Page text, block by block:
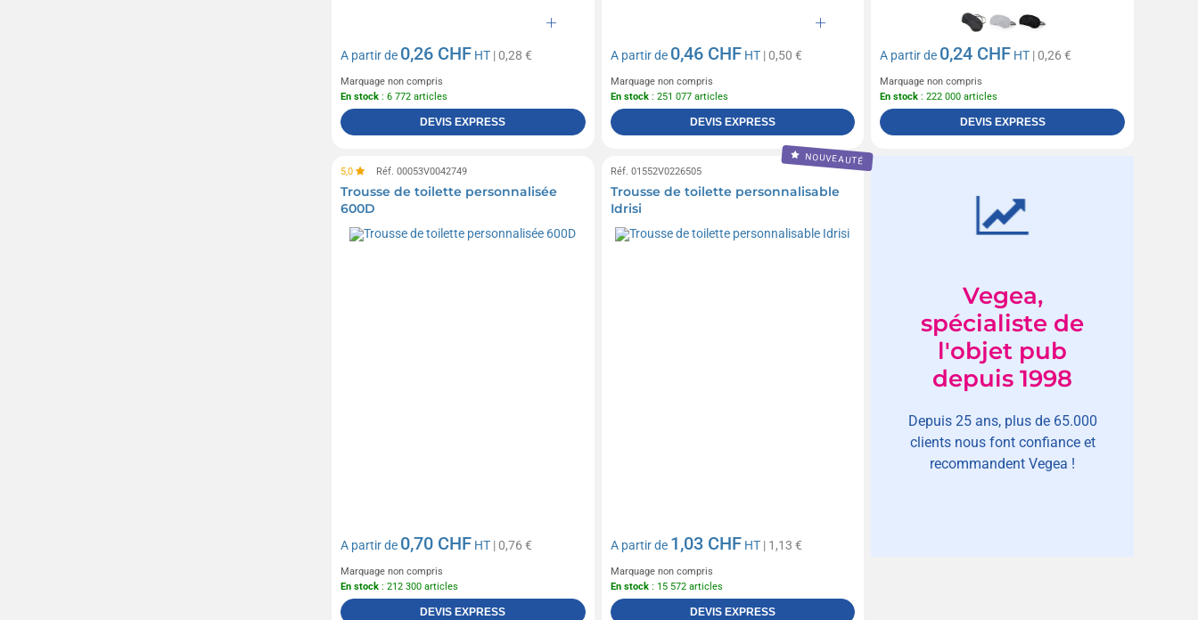
A partir de 0,26 CHF HT | 0,28 €
Marquage non compris
En stock : 6 772 articles
DEVIS EXPRESS
A partir de 0,46 CHF HT| 0,50 €
Marquage non compris
En stock: 251 077 articles
DEVIS EXPRESS
A partir de 0,24 CHF HT | 0,26 €
Marquage non compris
En stock : 222 000 articles
DEVIS EXPRESS
5,0 Réf. 00053V0042749
Trousse de toilette personnalisée
600D
A partir de 0,70 CHF HT | 0,76 €
Marquage non compris
En stock : 212 300 articles
DEVIS EXPRESS
NOUVEAUTÉ
Réf. 01552V0226505
Trousse de toilette personnalisable
Idrisi
A partir de 1,03 CHF HT| 1,13 €
Marquage non compris
En stock: 15 572 articles
DEVIS EXPRESS
Vegea,
spécialiste de
l'objet pub
depuis 1998
Depuis 25 ans, plus de 65.000
clients nous font confiance et
recommandent Vegea !